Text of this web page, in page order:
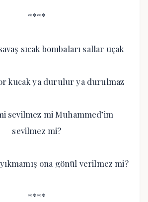
****
sıcak bombaları sallar uçak
kucak ya durulur ya durulmaz
sevilmez mi Muhammed’im
sevilmez mi?
ona gönül verilmez mi?
****